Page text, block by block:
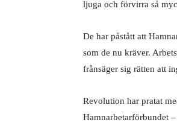
ljuga och förvirra så
De har påstått att
som de nu kräver.
frånsäger sig rätten att
Revolution har pratat
Hamnarbetarförbundet